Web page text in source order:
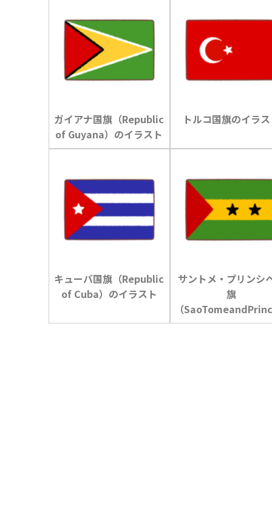
ガイアナ国旗（Republic
of Guyana）のイラスト
トルコ国旗のイラス
キューバ国旗（Republic
of Cuba）のイラスト
サントメ・プリンシ
旗
（
）のイラスト